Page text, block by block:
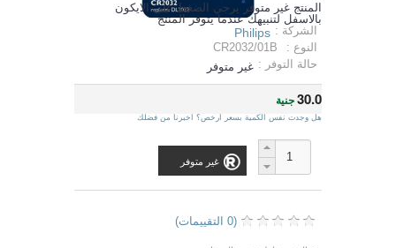
المنتج غير متوفر يرجي الضغط على الايكون
بالاسفل لتنبيهك عندما يتوفر المنتج
الشركة : Philips
النوع :
CR2032/01B
حالة التوفر : غير متوفر
30.0جنية
هل وجدت نفس الكمية بسعر ارخص؟ اخبرنا من فضلك
غير متوفر
(0 التقييمات)